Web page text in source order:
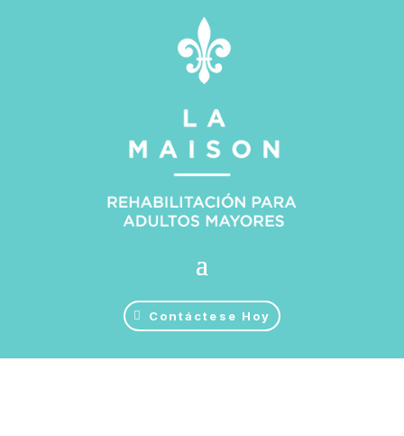
Contáctese Hoy